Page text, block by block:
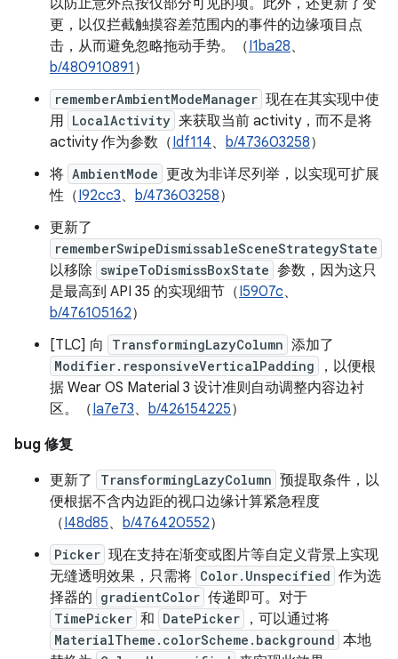
以防止意外点按仅部分可见的项。此外，还更新了变
更，以仅拦截触摸容差范围内的事件的边缘项目点
击，从而避免忽略拖动手势。（I1ba28、
b/480910891 ）
rememberAmbientModeManager 现在在其实现中使
用 LocalActivity 来获取当前 activity，而不是将
activity 作为参数（Idf114、 b/473603258）
将 AmbientMode 更改为非详尽列举，以实现可扩展
性（I92cc3、 b/473603258）
更新了
rememberSwipeDismissableSceneStrategyState
以移除 swipeToDismissBoxState 参数，因为这只
是最高到 API 35 的实现细节（I5907c、
b/476105162）
[TLC] 向
TransformingLazyColumn 添加了
Modifier.responsiveVerticalPadding
，以便根
据 Wear OS Material 3 设计准则自动调整内容边衬
区。（Ia7e73、 b/426154225）
bug 修复
更新了
TransformingLazyColumn 预提取条件，以
便根据不含内边距的视口边缘计算紧急程度
（I48d85、 b/476420552）
Picker 现在支持在渐变或图片等自定义背景上实现
无缝透明效果，只需将 Color.Unspecified 作为选
择器的 gradientColor 传递即可。对于
TimePicker 和 DatePicker ，可以通过将
MaterialTheme.colorScheme.background 本地